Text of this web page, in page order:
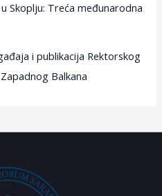
Skoplju: Treća međunarodna
i publikacija Rektorskog
Balkana